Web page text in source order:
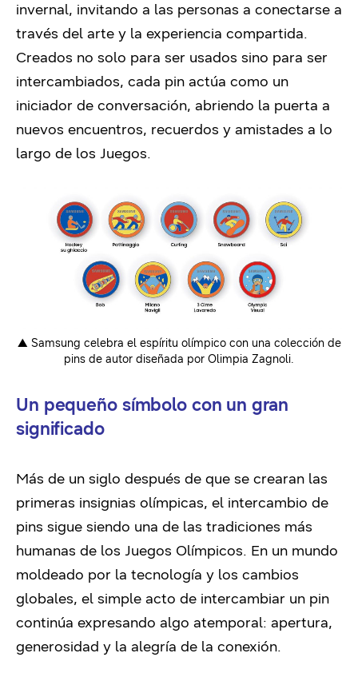
invernal, invitando a las personas a conectarse a
través del arte y la experiencia compartida.
Creados no solo para ser usados sino para ser
intercambiados, cada pin actúa como un
iniciador de conversación, abriendo la puerta a
nuevos encuentros, recuerdos y amistades a lo
largo de los Juegos.
▲ Samsung celebra el espíritu olímpico con una colección de
pins de autor diseñada por Olimpia Zagnoli.
Un pequeño símbolo con un gran
significado
Más de un siglo después de que se crearan las
primeras insignias olímpicas, el intercambio de
pins sigue siendo una de las tradiciones más
humanas de los Juegos Olímpicos. En un mundo
moldeado por la tecnología y los cambios
globales, el simple acto de intercambiar un pin
continúa expresando algo atemporal: apertura,
generosidad y la alegría de la conexión.